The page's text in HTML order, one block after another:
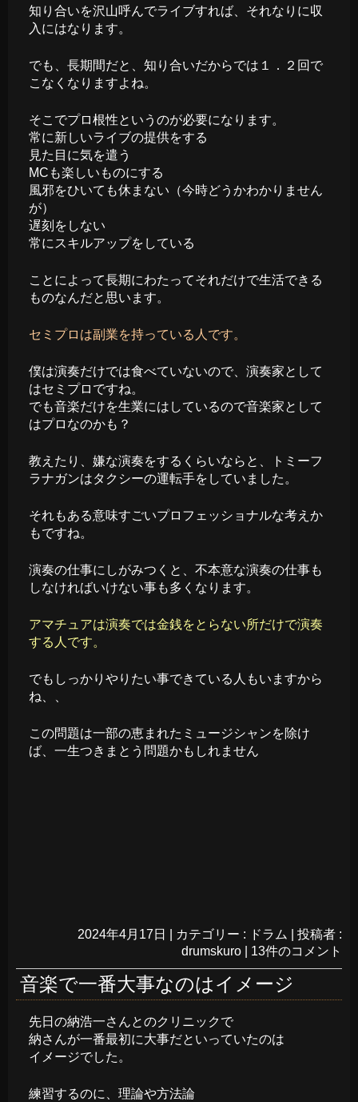
知り合いを沢山呼んでライブすれば、それなりに収
入にはなります。
でも、長期間だと、知り合いだからでは１．２回で
こなくなりますよね。
そこでプロ根性というのが必要になります。
常に新しいライブの提供をする
見た目に気を遣う
MCも楽しいものにする
風邪をひいても休まない（今時どうかわかりません
が）
遅刻をしない
常にスキルアップをしている
ことによって長期にわたってそれだけで生活できる
ものなんだと思います。
セミプロは副業を持っている人です。
僕は演奏だけでは食べていないので、演奏家として
はセミプロですね。
でも音楽だけを生業にはしているので音楽家として
はプロなのかも？
教えたり、嫌な演奏をするくらいならと、トミーフ
ラナガンはタクシーの運転手をしていました。
それもある意味すごいプロフェッショナルな考えか
もですね。
演奏の仕事にしがみつくと、不本意な演奏の仕事も
しなければいけない事も多くなります。
アマチュアは演奏では金銭をとらない所だけで演奏
する人です。
でもしっかりやりたい事できている人もいますから
ね、、
この問題は一部の恵まれたミュージシャンを除け
ば、一生つきまとう問題かもしれません
2024年4月17日 カテゴリー : ドラム
投稿者 :
drumskuro
13件のコメント
音楽で一番大事なのはイメージ
先日の納浩一さんとのクリニックで
納さんが一番最初に大事だといっていたのは
イメージでした。
練習するのに、理論や方法論